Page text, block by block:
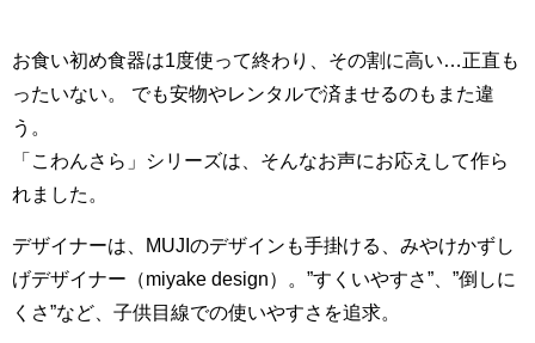
お食い初め食器は1度使って終わり、その割に高い…正直も
ったいない。 でも安物やレンタルで済ませるのもまた違
う。
「こわんさら」シリーズは、そんなお声にお応えして作ら
れました。
デザイナーは、MUJIのデザインも手掛ける、みやけかずし
げデザイナー（miyake design）。”すくいやすさ”、”倒しに
くさ”など、子供目線での使いやすさを追求。